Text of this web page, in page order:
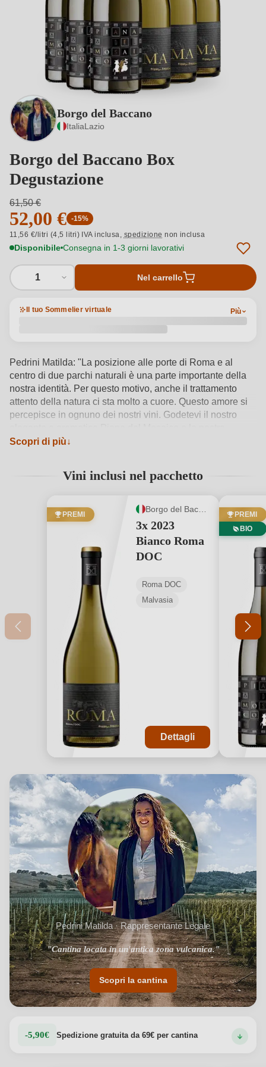
Borgo del Baccano
ItaliaLazio
Borgo del Baccano Box
Degustazione
61,50 €
52,00 € -15%
11,56 €/litri (4,5 litri) IVA inclusa, spedizione non inclusa
Disponibile Consegna in 1-3 giorni lavorativi
1 Nel carrello
Il tuo Sommelier virtuale Più
Pedrini Matilda: "La posizione alle porte di Roma e al
centro di due parchi naturali è una parte importante della
nostra identità. Per questo motivo, anche il trattamento
attento della natura ci sta molto a cuore. Questo amore si
percepisce in ognuno dei nostri vini. Godetevi il nostro
Malvasia. Condividete questo amore con amici e familiari
Vedi dettagli del prodotto →
Scopri di più
Vini inclusi nel pacchetto
PREMI
3x 2023
Bianco Roma
DOC
Roma DOC
Malvasia
Dettagli
PREMI
BIO
Pedrini Matilda · Rappresentante Legale
"Cantina locata in un'antica zona vulcanica."
"Nel segno della sostenibilità e della cultura."
Scopri la cantina
-5,90€ Spedizione gratuita da 69€ per cantina